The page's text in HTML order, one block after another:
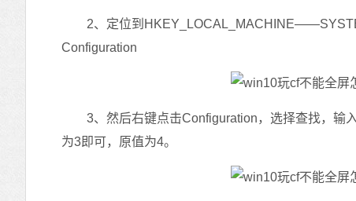
2、定位到
Configuration
3、然后右键点击Configuration，选择查找，输
为3即可，原值为4。